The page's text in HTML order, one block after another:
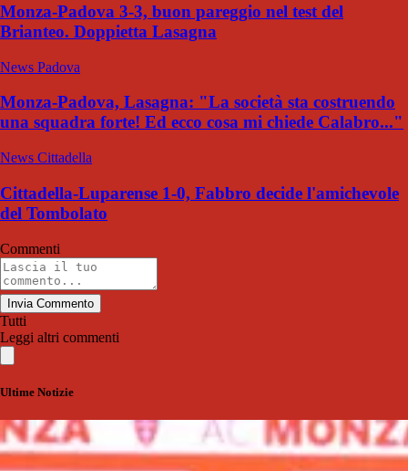
Monza-Padova 3-3, buon pareggio nel test del
Brianteo. Doppietta Lasagna
News Padova
Monza-Padova, Lasagna: "La società sta costruendo
una squadra forte! Ed ecco cosa mi chiede Calabro..."
News Cittadella
Cittadella-Luparense 1-0, Fabbro decide l'amichevole
del Tombolato
Commenti
Invia Commento
Tutti
Leggi altri commenti
Ultime Notizie